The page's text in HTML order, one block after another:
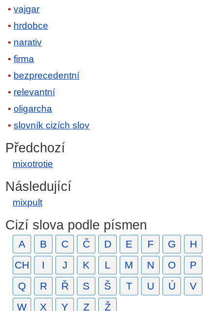
vajgar
hrdobce
narativ
firma
bezprecedentní
relevantní
oligarcha
slovník cizích slov
Předchozí
mixotrotie
Následující
mixpult
Cizí slova podle písmen
A B C Č D E F G
H
CH
I J K L M N O
P
Q
R Ř S Š T U Ú
V
W
X Y Z Ž